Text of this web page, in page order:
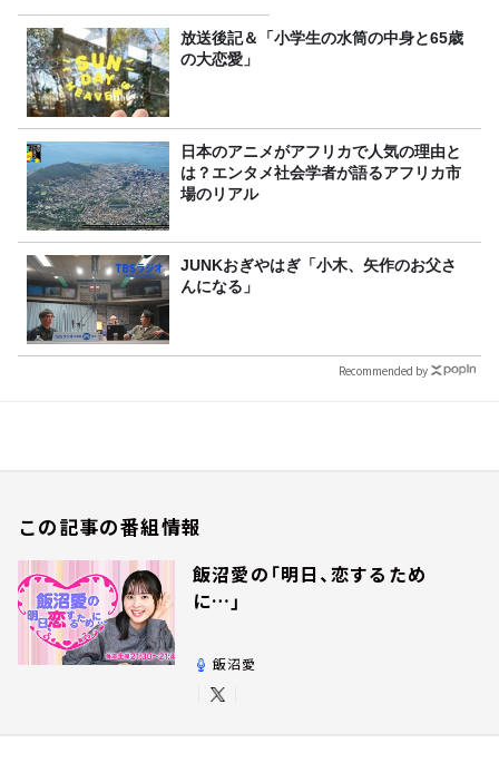
放送後記＆「小学生の水筒の中身と65歳
の大恋愛」
日本のアニメがアフリカで人気の理由と
は？エンタメ社会学者が語るアフリカ市
場のリアル
JUNKおぎやはぎ「小木、矢作のお父さ
んになる」
Recommended by
この記事の番組情報
飯沼愛の「明日、恋するため
に…」
飯沼愛